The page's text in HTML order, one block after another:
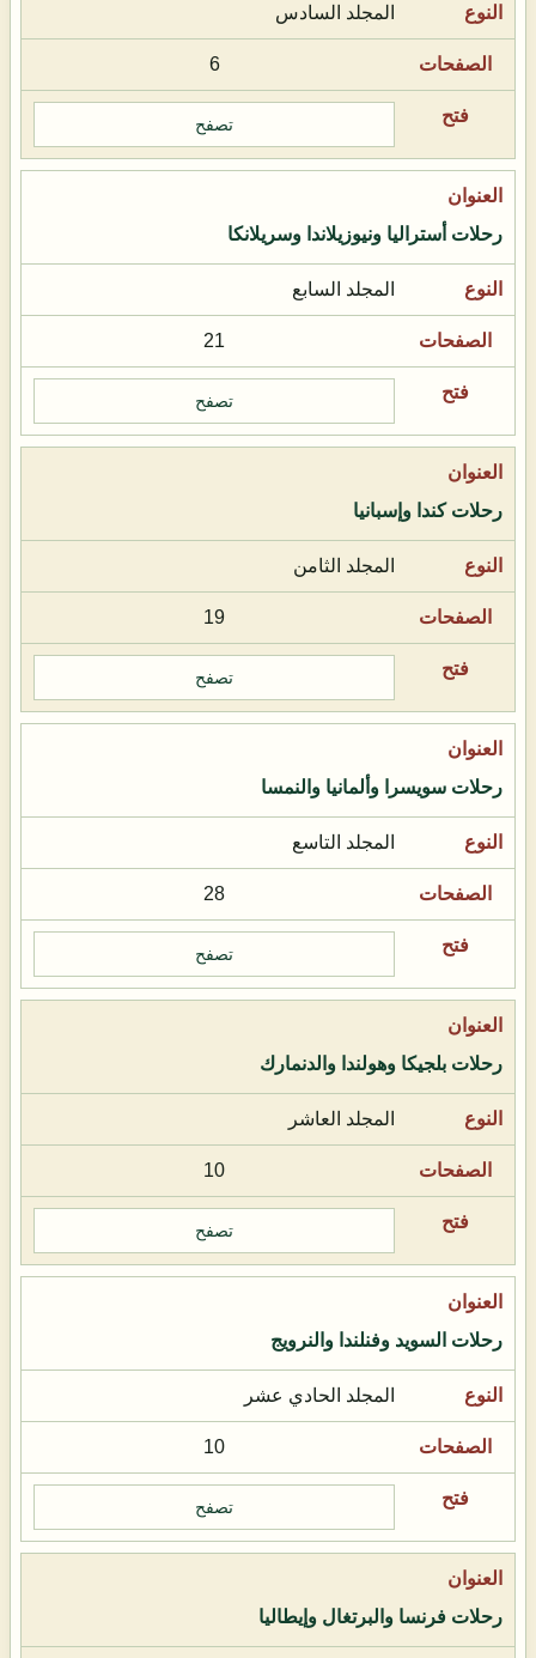
المجلد السادس
6
تصفح
رحلات أستراليا ونيوزيلاندا وسريلانكا
المجلد السابع
21
تصفح
رحلات كندا وإسبانيا
المجلد الثامن
19
تصفح
رحلات سويسرا وألمانيا والنمسا
المجلد التاسع
28
تصفح
رحلات بلجيكا وهولندا والدنمارك
المجلد العاشر
10
تصفح
رحلات السويد وفنلندا والنرويج
المجلد الحادي عشر
10
تصفح
رحلات فرنسا والبرتغال وإيطاليا